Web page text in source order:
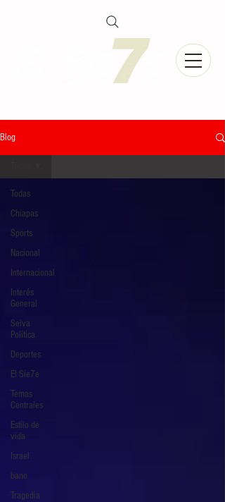
Blog
Todas
Chiapas
Sports
Nacional
Internacional
Interés
General
Selva
Política
Deportes
El Sie7e
Temas
Centrales
Estilo de
vida
Israel
bano
Tragedia